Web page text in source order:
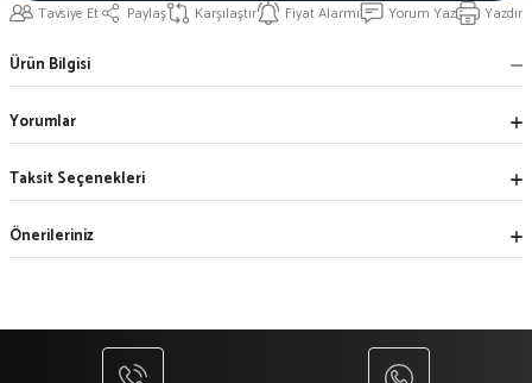
Tavsiye Et Paylaş Karşılaştır Fiyat Alarmı Yorum Yaz Yazdır
Ürün Bilgisi
Yorumlar
Taksit Seçenekleri
Önerileriniz